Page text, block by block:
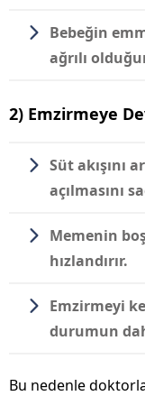
Bebeğin
ağrılı
2) Emzirmeye
Süt akışını
açılmasını
Memenin
hızlandırır.
Emzirmeyi
durumun
Bu nedenle